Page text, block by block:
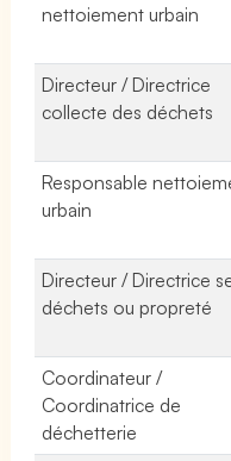
nettoiement urbain
Directeur / Directrice
collecte des déchets
Responsable
urbain
Directeur / Directrice
déchets ou propreté
Coordinateur /
Coordinatrice de
déchetterie